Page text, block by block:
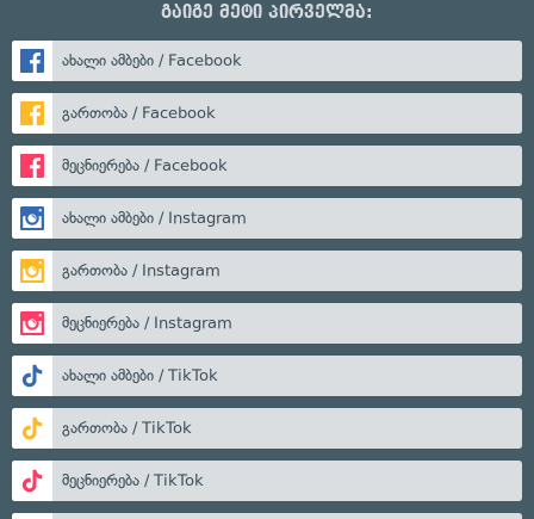
გაიგე მეტი პირველმა:
ახალი ამბები / Facebook
გართობა / Facebook
მეცნიერება / Facebook
ახალი ამბები / Instagram
გართობა / Instagram
მეცნიერება / Instagram
ახალი ამბები / TikTok
გართობა / TikTok
მეცნიერება / TikTok